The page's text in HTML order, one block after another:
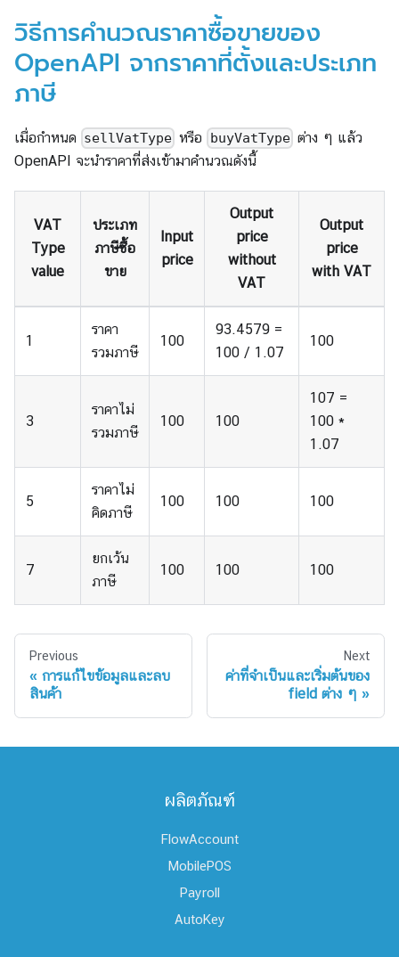
วิธีการคำนวณราคาซื้อขายของ
OpenAPI จากราคาที่ตั้งและประเภท
ภาษี
เมื่อกำหนด sellVatType หรือ buyVatType ต่าง ๆ แล้ว
OpenAPI จะนำราคาที่ส่งเข้ามาคำนวณดังนี้
VAT
Type
value
ประเภท
ภาษีซื้อ
ขาย
Input
price
Output
price
without
VAT
Output
price
with VAT
1
ราคา
รวมภาษี
100
93.4579 =
100 / 1.07
100
3
ราคาไม่
รวมภาษี
100 100
107 =
100 *
1.07
5
ราคาไม่
คิดภาษี
100 100 100
7
ยกเว้น
ภาษี
100 100 100
Previous
การแก้ไขข้อมูลและลบ
สินค้า
Next
ค่าที่จำเป็นและเริ่มต้นของ
field ต่าง ๆ
ผลิตภัณฑ์
FlowAccount
MobilePOS
Payroll
AutoKey